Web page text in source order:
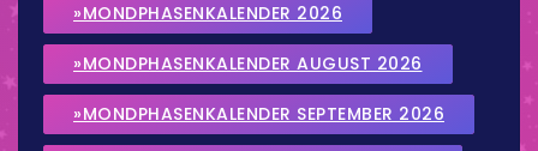
»MONDPHASENKALENDER 2026
»MONDPHASENKALENDER AUGUST 2026
»MONDPHASENKALENDER SEPTEMBER 2026